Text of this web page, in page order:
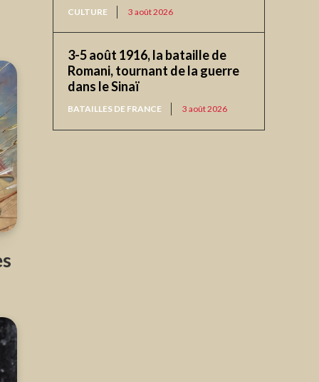
CULTURE 3 août 2026
3-5 août 1916, la bataille de
Romani, tournant de la guerre
dans le Sinaï
BATAILLES DE FRANCE 3 août 2026